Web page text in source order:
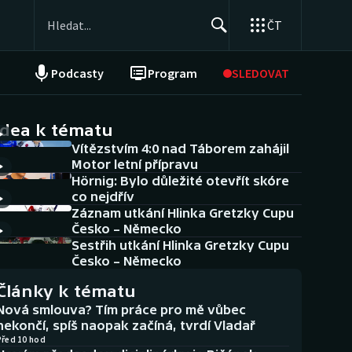
ČT
Podcasty Program SLEDOVAT
NEPŘEHLÉDNĚTE
Historické návraty
Aplikace ČT sport
AZ kvíz
k tématu
Vítězstvím 4:0 nad Táborem zahájil
Motor letní přípravu
Hörnig: Bylo důležité otevřít skóre
co nejdřív
Záznam utkání Hlinka Gretzky Cupu
Česko – Německo
Sestřih utkání Hlinka Gretzky Cupu
Česko – Německo
k tématu
smlouva? Tím práce pro mě vůbec
spíš naopak začíná, tvrdí Vladař
10 hod